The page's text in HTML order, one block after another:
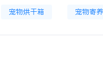
宠物烘干箱 宠物寄养